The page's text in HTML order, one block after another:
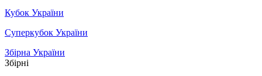
Кубок України
Суперкубок України
Збірна України
Збірні